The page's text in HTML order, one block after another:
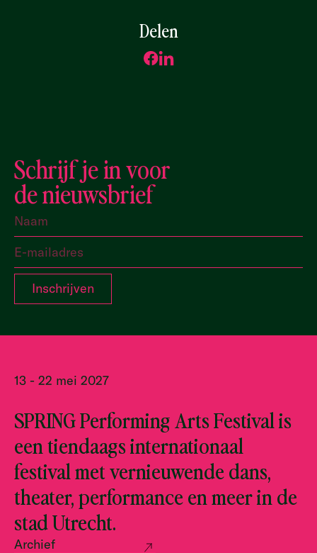
Delen
Schrijf je in voor
de nieuwsbrief
13 - 22 mei 2027
SPRING Performing Arts Festival is
een tiendaags internationaal
festival met vernieuwende dans,
theater, performance en meer in de
stad Utrecht.
Archief